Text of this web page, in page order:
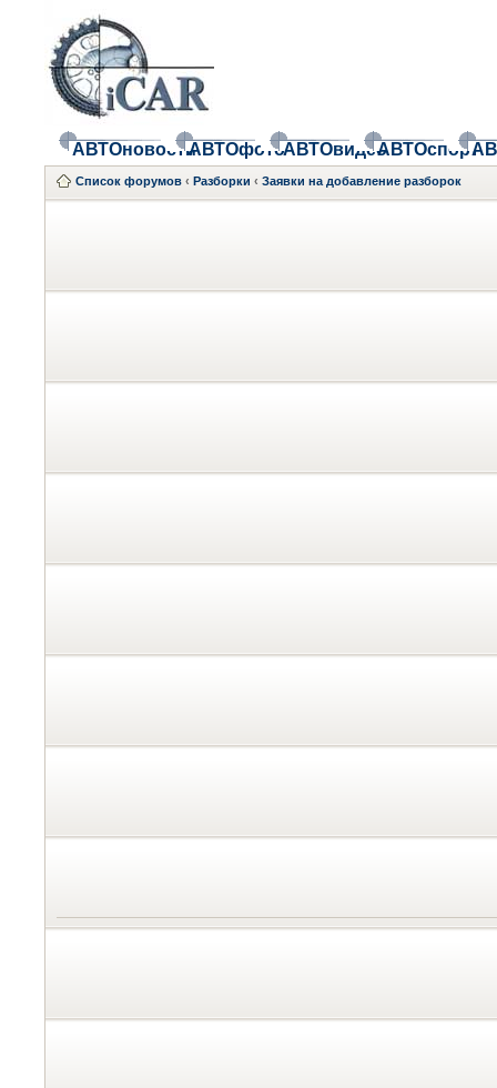
АВТОновостиАВТОфотоАВТОвидеоАВТОспорт
Список форумов ‹ Разборки ‹ Заявки на добавление разборок